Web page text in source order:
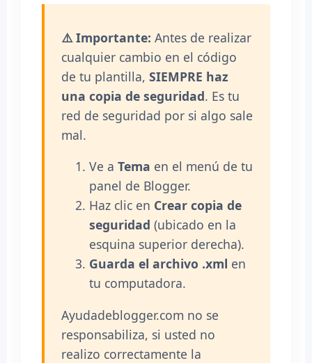
⚠️ Importante: Antes de realizar
cualquier cambio en el código
de tu plantilla, SIEMPRE haz
una copia de seguridad. Es tu
red de seguridad por si algo sale
mal.
Ve a Tema en el menú de tu
panel de Blogger.
Haz clic en Crear copia de
seguridad (ubicado en la
esquina superior derecha).
Guarda el archivo .xml en
tu computadora.
Ayudadeblogger.com no se
responsabiliza, si usted no
realizo correctamente la